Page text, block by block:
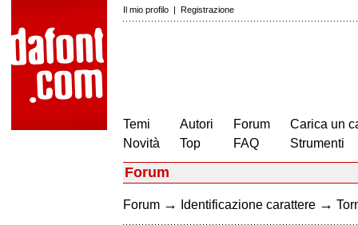
Il mio profilo | Registrazione
Temi
Novità
Autori
Top
Forum
FAQ
Carica un
Strumenti
Forum
Forum → Identificazione carattere →